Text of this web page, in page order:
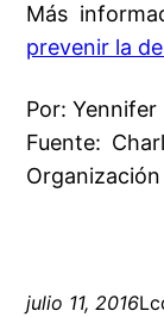
Más
prevenir la
Por: Yennifer
Fuente:
julio 11, 2016